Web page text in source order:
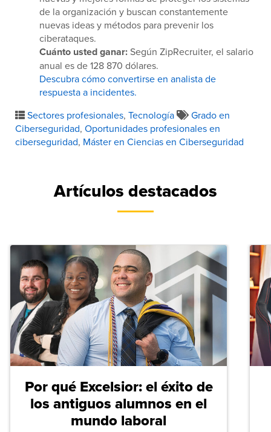
de la organización y buscan constantemente
nuevas ideas y métodos para prevenir los
ciberataques.
Cuánto usted ganar:Según ZipRecruiter, el salario
anual es de 128 870 dólares.
Descubra cómo convertirse en analista de
respuesta a incidentes.
Sectores profesionales, Tecnología
Grado en
Ciberseguridad, Oportunidades profesionales en
ciberseguridad, Máster en Ciencias en Ciberseguridad
Artículos destacados
Por qué Excelsior: el éxito de
los antiguos alumnos en el
mundo laboral